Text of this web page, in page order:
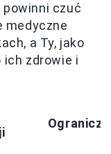
powinni czuć
medyczne
a Ty, jako
zdrowie i